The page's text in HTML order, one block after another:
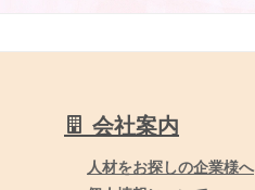
会社案内
人材をお探しの企業様へ